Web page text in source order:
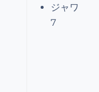
ジャワ
7